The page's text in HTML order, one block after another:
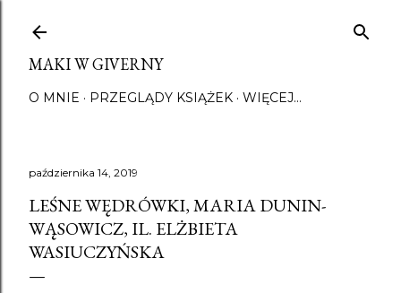
MAKI W GIVERNY
O MNIE PRZEGLĄDY KSIĄŻEK WIĘCEJ…
października 14, 2019
LEŚNE WĘDRÓWKI, MARIA DUNIN-
WĄSOWICZ, IL. ELŻBIETA
WASIUCZYŃSKA